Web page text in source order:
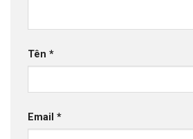
Tên *
Email *